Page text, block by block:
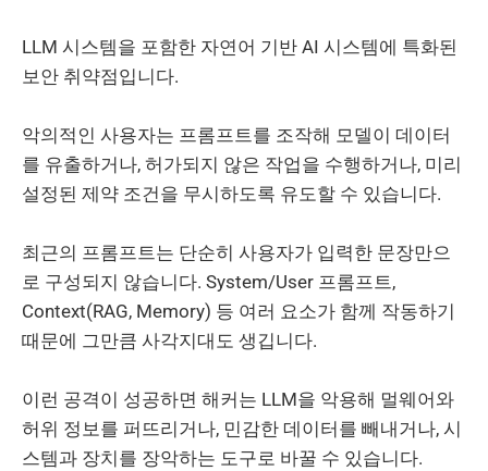
LLM 시스템을 포함한 자연어 기반 AI 시스템에 특화된
보안 취약점입니다.
악의적인 사용자는 프롬프트를 조작해 모델이 데이터
를 유출하거나, 허가되지 않은 작업을 수행하거나, 미리
설정된 제약 조건을 무시하도록 유도할 수 있습니다.
최근의 프롬프트는 단순히 사용자가 입력한 문장만으
로 구성되지 않습니다. System/User 프롬프트,
Context(RAG, Memory) 등 여러 요소가 함께 작동하기
때문에 그만큼 사각지대도 생깁니다.
이런 공격이 성공하면 해커는 LLM을 악용해 멀웨어와
허위 정보를 퍼뜨리거나, 민감한 데이터를 빼내거나, 시
스템과 장치를 장악하는 도구로 바꿀 수 있습니다.